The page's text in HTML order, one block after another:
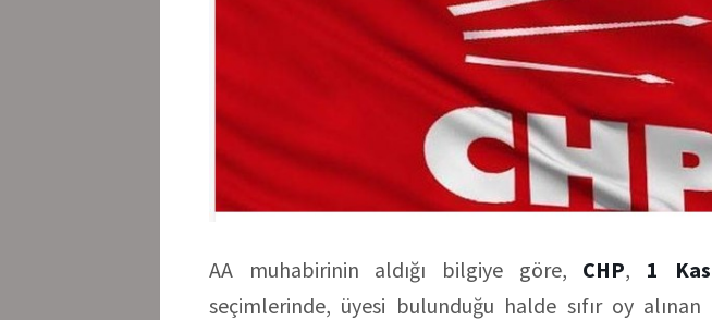
AA muhabirinin aldığı bilgiye göre, CHP, 1
seçimlerinde, üyesi bulunduğu halde sıfır oy